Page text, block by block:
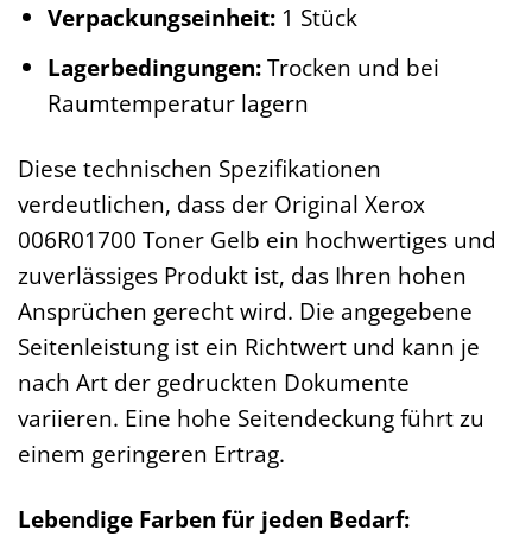
Verpackungseinheit:1 Stück
Lagerbedingungen:Trocken und bei
Raumtemperatur lagern
Diese technischen Spezifikationen
verdeutlichen, dass der Original Xerox
006R01700 Toner Gelb ein hochwertiges und
zuverlässiges Produkt ist, das Ihren hohen
Ansprüchen gerecht wird. Die angegebene
Seitenleistung ist ein Richtwert und kann je
nach Art der gedruckten Dokumente
variieren. Eine hohe Seitendeckung führt zu
einem geringeren Ertrag.
Lebendige Farben für jeden Bedarf: